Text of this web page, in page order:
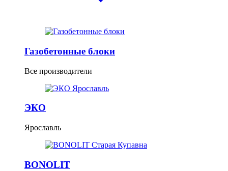
Газобетонные блоки
Все производители
ЭКО
Ярославль
BONOLIT